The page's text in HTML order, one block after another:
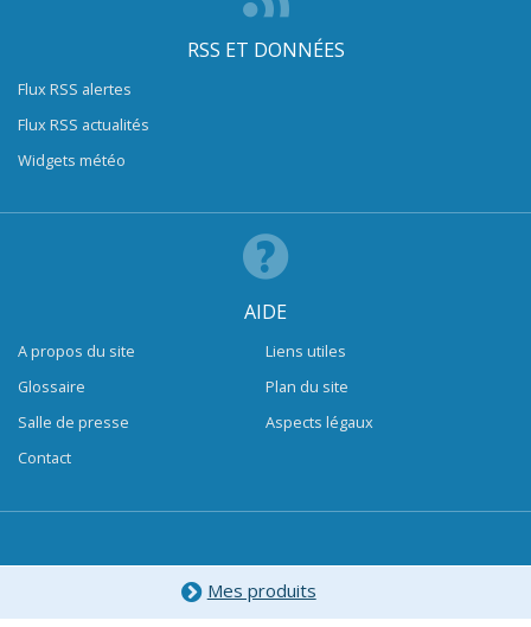
RSS ET DONNÉES
Flux RSS alertes
Flux RSS actualités
Widgets météo
AIDE
A propos du site
Glossaire
Salle de presse
Contact
Liens utiles
Plan du site
Aspects légaux
Mes produits